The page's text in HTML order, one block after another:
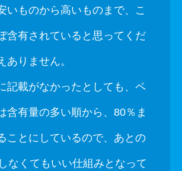
いものから高いものまで、こ
含有されていると思ってくだ
ありません。
記載がなかったとしても、ペ
含有量の多い順から、80％ま
ことにしているので、あとの
なくてもいい仕組みとなって